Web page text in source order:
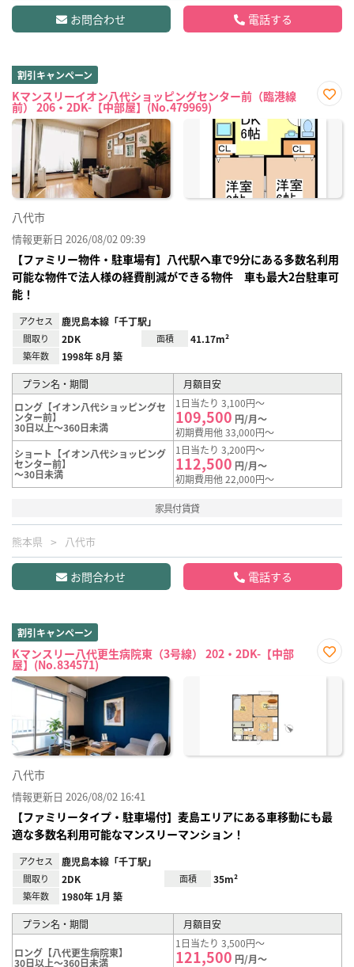
お問合わせ 電話する
割引キャンペーン
Kマンスリーイオン八代ショッピングセンター前（臨港線
前） 206・2DK-【中部屋】(No.479969)
に入
八代市
情報更新日 2026/08/02 09:39
【ファミリー物件・駐車場有】八代駅へ車で9分にある多数名利用
可能な物件で法人様の経費削減ができる物件 車も最大2台駐車可
能！
アクセス 鹿児島本線「千丁駅」
間取り 2DK 面積 41.17m²
築年数 1998年 8月 築
プラン名・期間
月額目安
ロング【イオン八代ショッピングセ
ンター前】
30日以上～360日未満
1日当たり 3,100円～
109,500 円/月～
初期費用他 33,000円～
ショート【イオン八代ショッピング
センター前】
～30日未満
1日当たり 3,200円～
112,500 円/月～
初期費用他 22,000円～
家具付賃貸
熊本県 八代市
お問合わせ 電話する
割引キャンペーン
Kマンスリー八代更生病院東（3号線） 202・2DK-【中部
屋】(No.834571)
に入
八代市
情報更新日 2026/08/02 16:41
【ファミリータイプ・駐車場付】麦島エリアにある車移動にも最
適な多数名利用可能なマンスリーマンション！
アクセス 鹿児島本線「千丁駅」
間取り 2DK 面積 35m²
築年数 1980年 1月 築
プラン名・期間 月額目安
ロング【八代更生病院東】
30日以上～360日未満
1日当たり 3,500円～
121,500 円/月～